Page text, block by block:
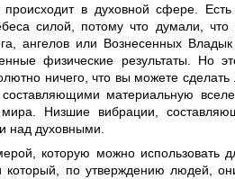
в духовной сфере.
силой, потому что думали, что
ангелов или Вознесенных
физические результаты. Но
ничего, что вы можете
материальную
мира. Низшие вибрации,
над духовными.
которую можно использовать
который, по утверждению людей,